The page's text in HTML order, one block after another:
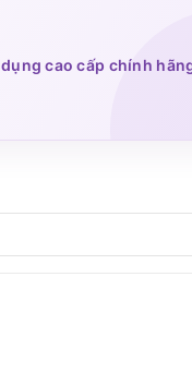
cao cấp chính